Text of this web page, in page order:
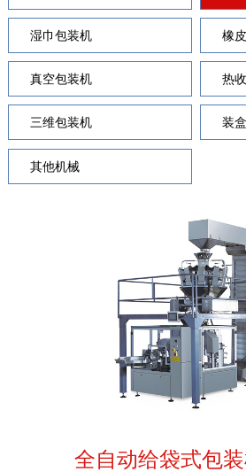
湿巾包装机 橡
真空包装机 热
三维包装机 装
其他机械
全自动给袋式包